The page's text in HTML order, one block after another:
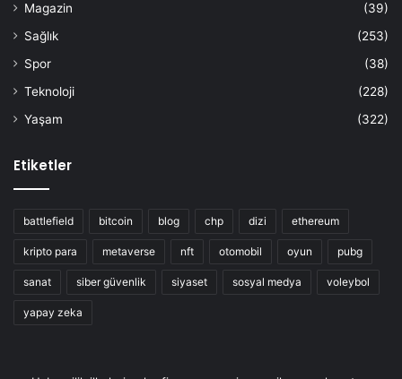
Magazin
(39)
Sağlık
(253)
Spor
(38)
Teknoloji
(228)
Yaşam
(322)
Etiketler
battlefield bitcoin blog chp dizi ethereum
kripto para metaverse nft otomobil oyun pubg
sanat siber güvenlik siyaset sosyal medya voleybol
yapay zeka